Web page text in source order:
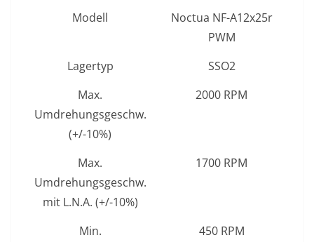
Modell
Noctua NF-A12x25r
PWM
Lagertyp
SSO2
Max.
Umdrehungsgeschw.
(+/-10%)
2000 RPM
Max.
Umdrehungsgeschw.
mit L.N.A. (+/-10%)
1700 RPM
Min.
450 RPM